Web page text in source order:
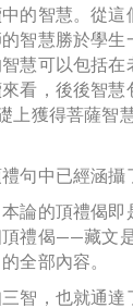
的智慧。從
智慧勝於學
慧可以包括
看，後後智
上獲得菩薩
句中已經涵攝
論的頂禮偈
禮偈——藏文
全部內容。
智，也就通達